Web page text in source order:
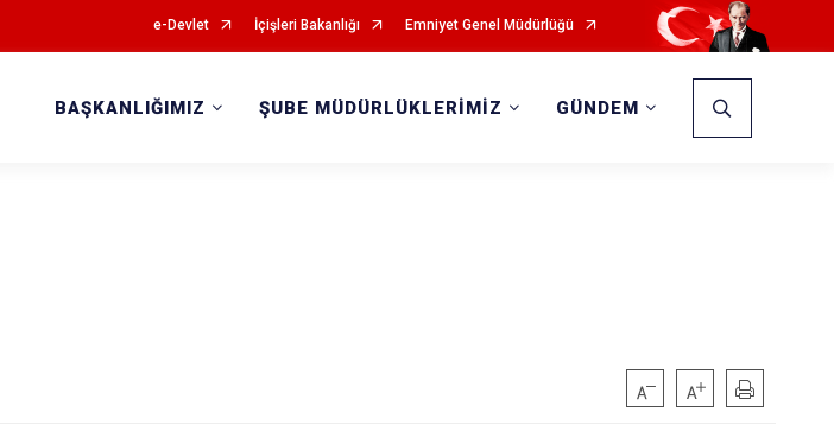
e-Devlet İçişleri Bakanlığı Emniyet Genel Müdürlüğü
BAŞKANLIĞIMIZ ŞUBE MÜDÜRLÜKLERİMİZ GÜNDEM